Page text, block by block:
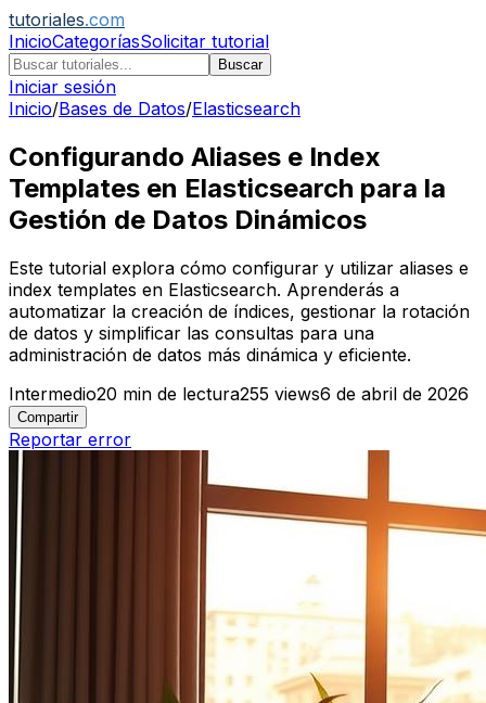
tutoriales.com
InicioCategoríasSolicitar tutorial
Buscar
Iniciar sesión
Inicio/Bases de Datos/Elasticsearch
Configurando Aliases e Index
Templates en Elasticsearch para la
Gestión de Datos Dinámicos
Este tutorial explora cómo configurar y utilizar aliases e
index templates en Elasticsearch. Aprenderás a
automatizar la creación de índices, gestionar la rotación
de datos y simplificar las consultas para una
administración de datos más dinámica y eficiente.
Intermedio20 min de lectura255 views6 de abril de 2026
Compartir
Reportar error